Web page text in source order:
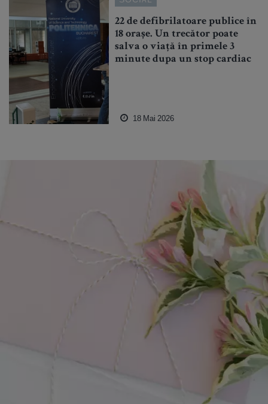
22 de defibrilatoare publice în
18 orașe. Un trecător poate
salva o viață în primele 3
minute dupa un stop cardiac
18 Mai 2026